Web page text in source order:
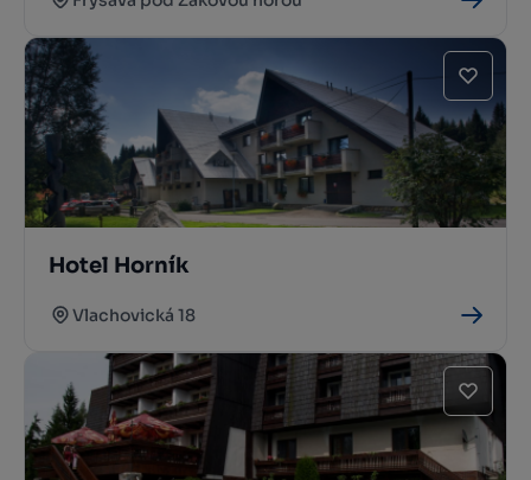
Hotel Horník
Vlachovická 18